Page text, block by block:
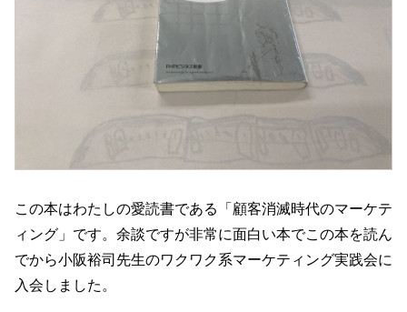
この本はわたしの愛読書である「顧客消滅時代のマーケテ
ィング」です。余談ですが非常に面白い本でこの本を読ん
でから小阪裕司先生のワクワク系マーケティング実践会に
入会しました。